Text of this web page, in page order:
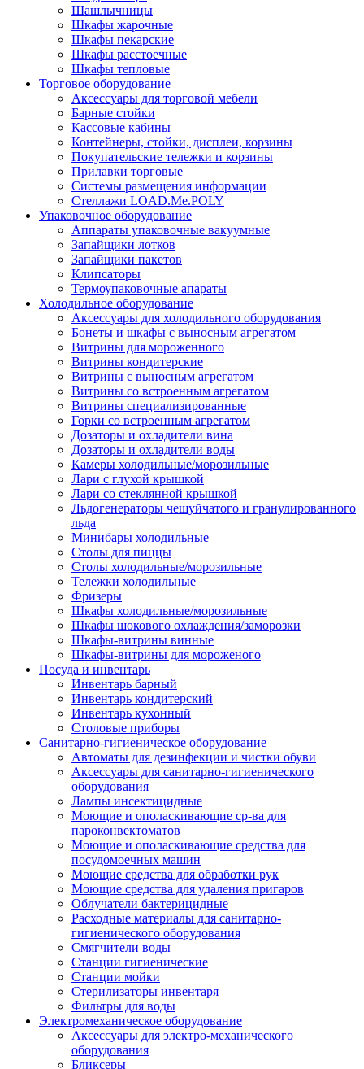
Шашлычницы
Шкафы жарочные
Шкафы пекарские
Шкафы расстоечные
Шкафы тепловые
Торговое оборудование
Аксессуары для торговой мебели
Барные стойки
Кассовые кабины
Контейнеры, стойки, дисплеи, корзины
Покупательские тележки и корзины
Прилавки торговые
Системы размещения информации
Стеллажи LOAD.Me.POLY
Упаковочное оборудование
Аппараты упаковочные вакуумные
Запайщики лотков
Запайщики пакетов
Клипсаторы
Термоупаковочные апараты
Холодильное оборудование
Аксессуары для холодильного оборудования
Бонеты и шкафы с выносным агрегатом
Витрины для мороженного
Витрины кондитерские
Витрины с выносным агрегатом
Витрины со встроенным агрегатом
Витрины специализированные
Горки со встроенным агрегатом
Дозаторы и охладители вина
Дозаторы и охладители воды
Камеры холодильные/морозильные
Лари с глухой крышкой
Лари со стеклянной крышкой
Льдогенераторы чешуйчатого и гранулированного
льда
Минибары холодильные
Столы для пиццы
Столы холодильные/морозильные
Тележки холодильные
Фризеры
Шкафы холодильные/морозильные
Шкафы шокового охлаждения/заморозки
Шкафы-витрины винные
Шкафы-витрины для мороженого
Посуда и инвентарь
Инвентарь барный
Инвентарь кондитерский
Инвентарь кухонный
Столовые приборы
Санитарно-гигиеническое оборудование
Автоматы для дезинфекции и чистки обуви
Аксессуары для санитарно-гигиенического
оборудования
Лампы инсектицидные
Моющие и ополаскивающие ср-ва для
пароконвектоматов
Моющие и ополаскивающие средства для
посудомоечных машин
Моющие средства для обработки рук
Моющие средства для удаления пригаров
Облучатели бактерицидные
Расходные материалы для санитарно-
гигиенического оборудования
Смягчители воды
Станции гигиенические
Станции мойки
Стерилизаторы инвентаря
Фильтры для воды
Электромеханическое оборудование
Аксессуары для электро-механического
оборудования
Бликсеры